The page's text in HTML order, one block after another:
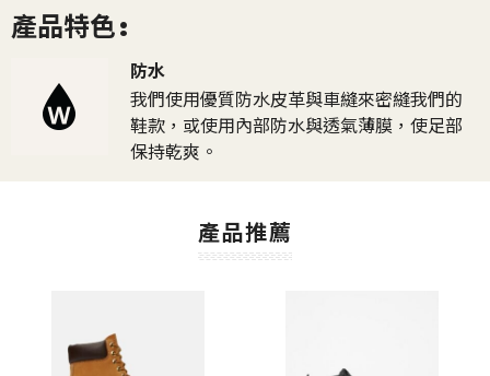
產品特色:
防水
我們使用優質防水皮革與車縫來密縫我們的
鞋款，或使用內部防水與透氣薄膜，使足部
保持乾爽。
產品推薦